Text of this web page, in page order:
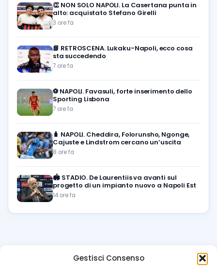
Gestisci Consenso
👏 NON SOLO NAPOLI. La Casertana punta in
alto: acquistato Stefano Girelli
3 ore fa
📘 RETROSCENA. Lukaku-Napoli, ecco cosa
sta succedendo
7 ore fa
⚽️ NAPOLI. Favasuli, forte inserimento dello
Sporting Lisbona
7 ore fa
🧳 NAPOLI. Cheddira, Folorunsho, Ngonge,
Cajuste e Lindstrom cercano un’uscita
8 ore fa
🏟️ STADIO. De Laurentiis va avanti sul
progetto di un impianto nuovo a Napoli Est
14 ore fa